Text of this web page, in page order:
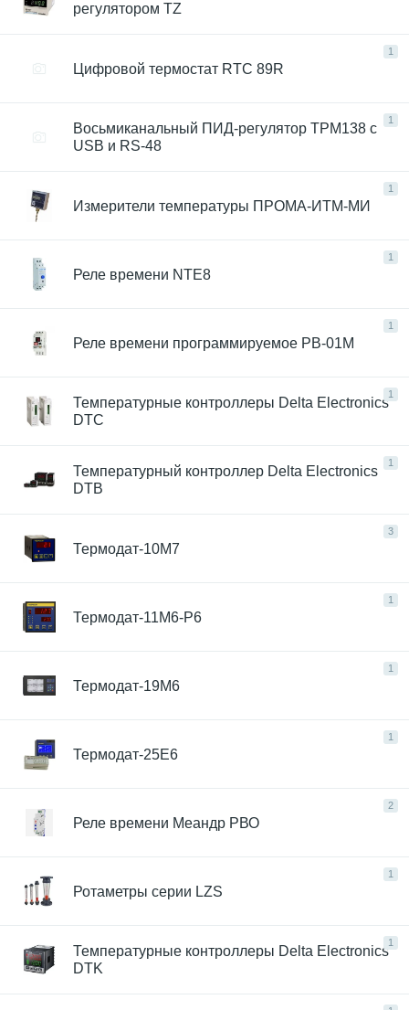
регулятором TZ
1
Цифровой термостат RTС 89R
1
Восьмиканальный ПИД-регулятор ТРМ138 с
USB и RS-48
1
Измерители температуры ПРОМА-ИТМ-МИ
1
Реле времени NTE8
1
Реле времени программируемое РВ-01М
1
Температурные контроллеры Delta Electronics
DTC
1
Температурный контроллер Delta Electronics
DTB
3
Термодат-10М7
1
Термодат-11М6-Р6
1
Термодат-19M6
1
Термодат-25Е6
2
Реле времени Меандр РВО
1
Ротаметры серии LZS
1
Температурные контроллеры Delta Electronics
DTK